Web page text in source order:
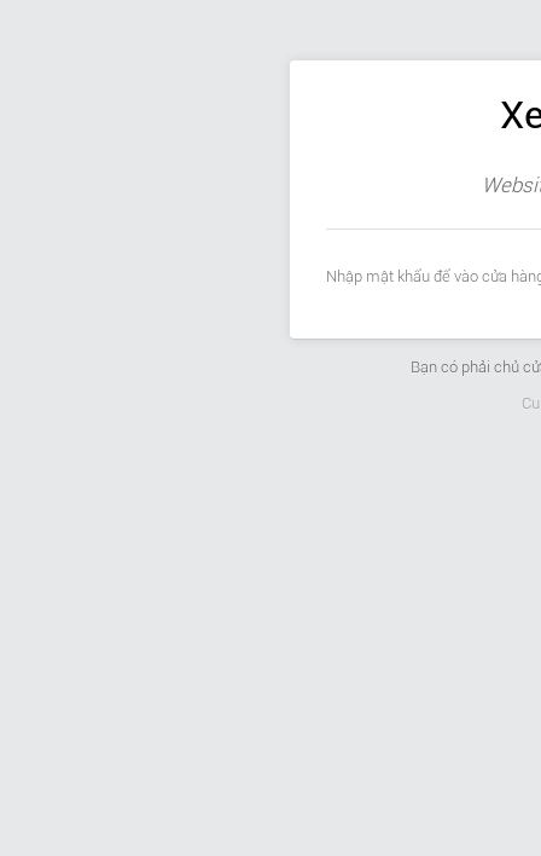
Nhập mật khẩu để vào cửa
Bạn có phải chủ